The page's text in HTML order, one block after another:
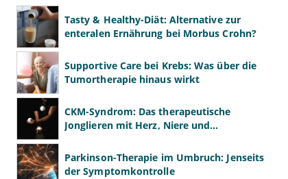
Tasty & Healthy-Diät: Alternative zur
enteralen Ernährung bei Morbus Crohn?
Supportive Care bei Krebs: Was über die
Tumortherapie hinaus wirkt
CKM-Syndrom: Das therapeutische
Jonglieren mit Herz, Niere und
Parkinson-Therapie im Umbruch: Jenseits
der Symptomkontrolle